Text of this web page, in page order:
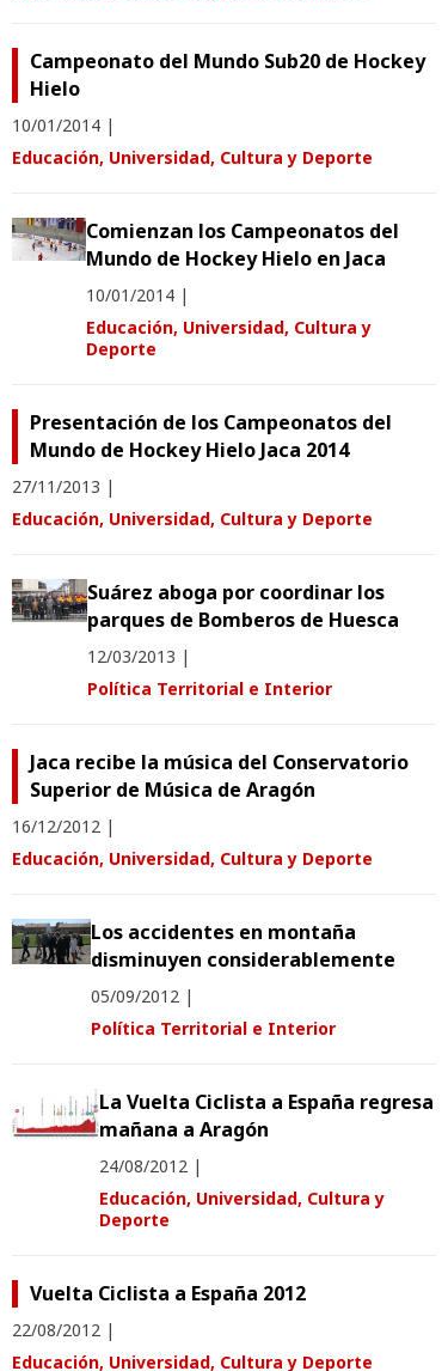
Campeonato del Mundo Sub20 de Hockey
Hielo
10/01/2014 |
Educación, Universidad, Cultura y Deporte
Comienzan los Campeonatos del
Mundo de Hockey Hielo en Jaca
10/01/2014 |
Educación, Universidad, Cultura y
Deporte
Presentación de los Campeonatos del
Mundo de Hockey Hielo Jaca 2014
27/11/2013 |
Educación, Universidad, Cultura y Deporte
Suárez aboga por coordinar los
parques de Bomberos de Huesca
12/03/2013 |
Política Territorial e Interior
Jaca recibe la música del Conservatorio
Superior de Música de Aragón
16/12/2012 |
Educación, Universidad, Cultura y Deporte
Los accidentes en montaña
disminuyen considerablemente
05/09/2012 |
Política Territorial e Interior
La Vuelta Ciclista a España regresa
mañana a Aragón
24/08/2012 |
Educación, Universidad, Cultura y
Deporte
Vuelta Ciclista a España 2012
22/08/2012 |
Educación, Universidad, Cultura y Deporte